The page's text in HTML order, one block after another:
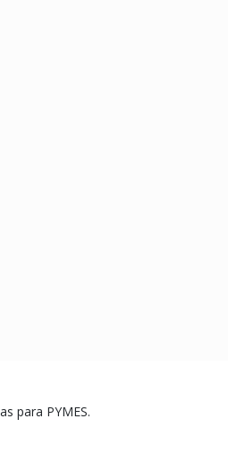
para PYMES.